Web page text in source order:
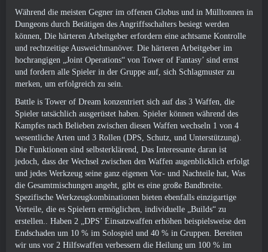
Während die meisten Gegner im offenen Globus und in Mülltonnen in
Dungeons durch Betätigen des Angriffsschalters besiegt werden
können, Die härteren Arbeitgeber erfordern eine achtsame Kontrolle
und rechtzeitige Ausweichmanöver. Die härteren Arbeitgeber im
hochrangigen „Joint Operations“ von Tower of Fantasy’ sind ernst
und fordern alle Spieler in der Gruppe auf, sich Schlagmuster zu
merken, um erfolgreich zu sein.
Battle is Tower of Dream konzentriert sich auf das 3 Waffen, die
Spieler tatsächlich ausgerüstet haben. Spieler können während des
Kampfes nach Belieben zwischen diesen Waffen wechseln 1 von 4
wesentliche Arten und 3 Rollen (DPS, Schutz, und Unterstützung).
Die Funktionen sind selbsterklärend, Das Interessante daran ist
jedoch, dass der Wechsel zwischen den Waffen augenblicklich erfolgt
und jedes Werkzeug seine ganz eigenen Vor- und Nachteile hat, Was
die Gesamtmischungen angeht, gibt es eine große Bandbreite.
Spezifische Werkzeugkombinationen bieten ebenfalls einzigartige
Vorteile, die es Spielern ermöglichen, individuelle „Builds“ zu
erstellen.. Haben 2 „DPS’ Einsatzwaffen erhöhen beispielsweise den
Endschaden um 10 % im Solospiel und 40 % in Gruppen. Bereiten
wir uns vor 2 Hilfswaffen verbessern die Heilung um 100 % im